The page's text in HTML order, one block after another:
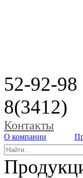
52-92-98
8(3412)
Контакты
О компании